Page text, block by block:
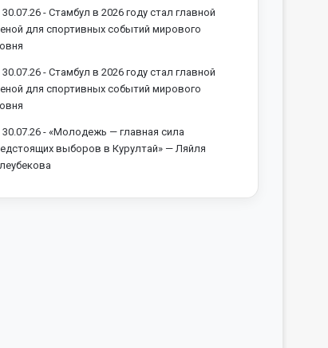
30.07.26 -Стамбул в 2026 году стал главной
для спортивных событий мирового
30.07.26 -Стамбул в 2026 году стал главной
для спортивных событий мирового
30.07.26 -«Молодежь — главная сила
выборов в Курултай» — Ляйля